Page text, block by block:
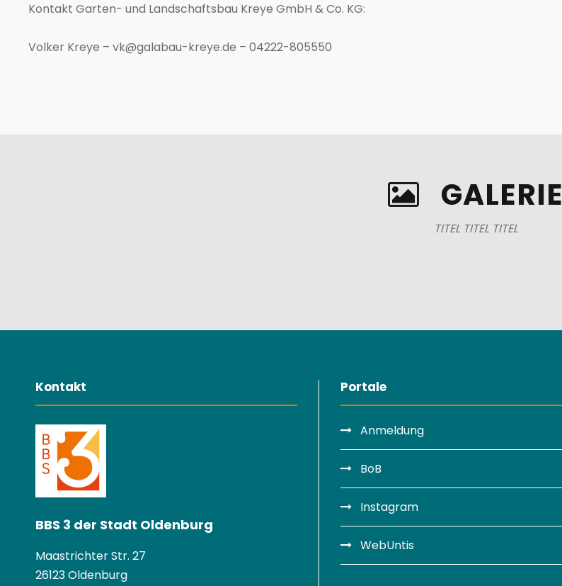
Kontakt Garten- und Landschaftsbau Kreye GmbH & Co. KG:
Volker Kreye – vk@galabau-kreye.de – 04222-805550
GALERIE
TITEL TITEL TITEL
Kontakt
BBS 3 der Stadt Oldenburg
Maastrichter Str. 27
26123 Oldenburg
Portale
Anmeldung
BoB
Instagram
WebUntis